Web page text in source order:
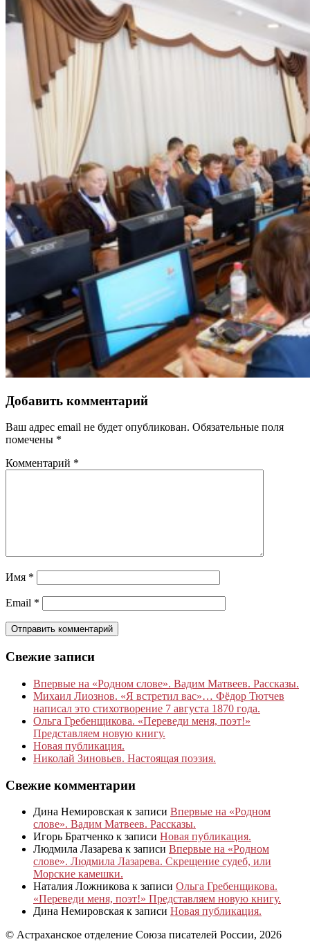
Добавить комментарий
Ваш адрес email не будет опубликован. Обязательные поля
помечены *
Комментарий *
Имя *
Email *
Свежие записи
Впервые на «Родном слове». Вадим Матвеев. Рассказы.
Михаил Лиознов. «Я встретил вас»… Фёдор Тютчев
написал это стихотворение 7 августа 1870 года.
Ольга Гребенщикова. «Переведи меня, поэт!»
Представляем новую книгу.
Новая публикация.
Николай Зиновьев. Настоящая поэзия.
Свежие комментарии
Дина Немировская к записи Впервые на «Родном
слове». Вадим Матвеев. Рассказы.
Игорь Братченко к записи Новая публикация.
Людмила Лазарева к записи Впервые на «Родном
слове». Людмила Лазарева. Скрещение судеб, или
Морские камешки.
Наталия Ложникова к записи Ольга Гребенщикова.
«Переведи меня, поэт!» Представляем новую книгу.
Дина Немировская к записи Новая публикация.
© Астраханское отделение Союза писателей России, 2026